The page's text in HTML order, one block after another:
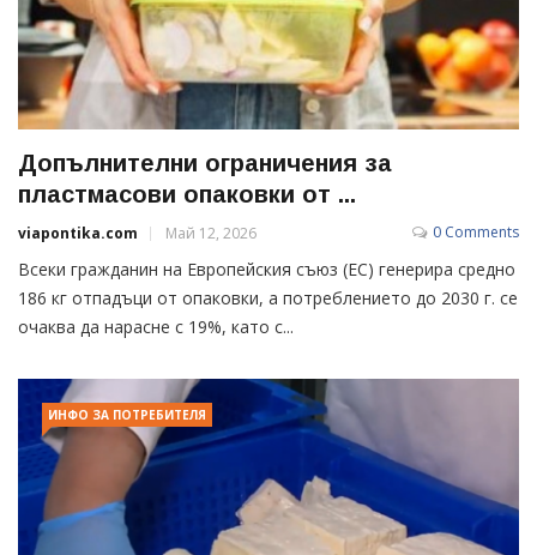
Допълнителни ограничения за
пластмасови опаковки от ...
viapontika.com Май 12, 2026 0 Comments
Всеки гражданин на Европейския съюз (ЕС) генерира средно
186 кг отпадъци от опаковки, а потреблението до 2030 г. се
очаква да нарасне с 19%, като с...
ИНФО ЗА ПОТРЕБИТЕЛЯ